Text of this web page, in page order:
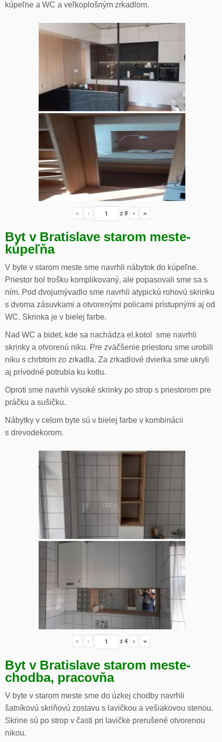
kúpeľne a WC a veľkoplošným zrkadlom.
« ‹ z9 › »
Byt v Bratislave starom meste-
kúpeľňa
V byte v starom meste sme navrhli nábytok do kúpeľne.
Priestor bol trošku komplikovaný, ale popasovali sme sa s
ním. Pod dvojumývadlo sme navrhli atypickú rohovú skrinku
s dvoma zásuvkami a otvorenými policami prístupnými aj od
WC. Skrinka je v bielej farbe.
Nad WC a bidet, kde sa nachádza el.kotol sme navrhli
skrinky a otvorenú niku. Pre zväčšenie priestoru sme urobili
niku s chrbtom zo zrkadla. Za zrkadlové dvierka sme ukryli
aj prívodné potrubia ku kotlu.
Oproti sme navrhli vysoké skrinky po strop s priestorom pre
práčku a sušičku.
Nábytky v celom byte sú v bielej farbe v kombinácii
s drevodekorom.
« ‹ z4 › »
Byt v Bratislave starom meste-
chodba, pracovňa
V byte v starom meste sme do úzkej chodby navrhli
šatníkovú skriňovú zostavu s lavičkou a vešiakovou stenou.
Skrine sú po strop v časti pri lavičke prerušené otvorenou
nikou.